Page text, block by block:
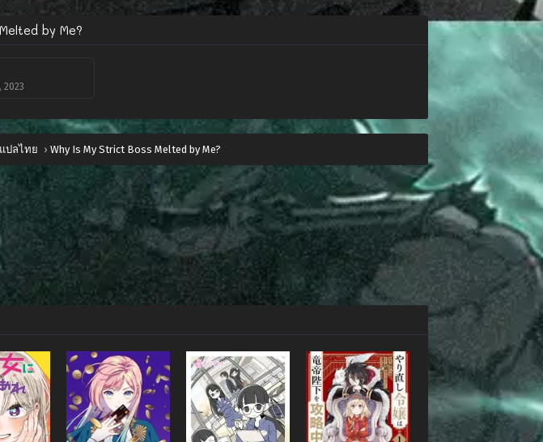
by Me?
2023
ปลไทย › Why Is My Strict Boss Melted by Me?